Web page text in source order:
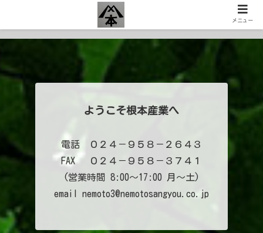
ようこそ根本産業へ
電話 ０２４－９５８－２６４３
FAX ０２４－９５８－３７４１
(営業時間 8:00～17:00 月～土)
email nemoto3@nemotosangyou.co.jp
メニュー